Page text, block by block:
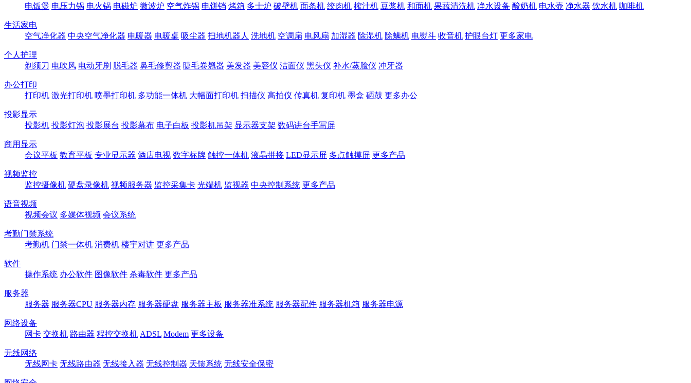
电饭煲 电压力锅 电火锅 电磁炉 微波炉 空气炸锅 电饼铛 烤箱 多士炉 破壁机 面条机 绞肉机 榨汁机 豆浆机 和面机 果蔬清洗机 净水设备 酸奶机 电水壶 净水器 饮水机 咖啡机
生活家电
空气净化器 中央空气净化器 电暖器 电暖桌 吸尘器 扫地机器人 洗地机 空调扇 电风扇 加湿器 除湿机 除螨机 电熨斗 收音机 护眼台灯 更多家电
个人护理
剃须刀 电吹风 电动牙刷 脱毛器 鼻毛修剪器 睫毛卷翘器 美发器 美容仪 洁面仪 黑头仪 补水/蒸脸仪 冲牙器
办公打印
打印机 激光打印机 喷墨打印机 多功能一体机 大幅面打印机 扫描仪 高拍仪 传真机 复印机 墨盒 硒鼓 更多办公
投影显示
投影机 投影灯泡 投影展台 投影幕布 电子白板 投影机吊架 显示器支架 数码讲台手写屏
商用显示
会议平板 教育平板 专业显示器 酒店电视 数字标牌 触控一体机 液晶拼接 LED显示屏 多点触摸屏 更多产品
视频监控
监控摄像机 硬盘录像机 视频服务器 监控采集卡 光端机 监视器 中央控制系统 更多产品
语音视频
视频会议 多媒体视频 会议系统
考勤门禁系统
考勤机 门禁一体机 消费机 楼宇对讲 更多产品
软件
操作系统 办公软件 图像软件 杀毒软件 更多产品
服务器
服务器 服务器CPU 服务器内存 服务器硬盘 服务器主板 服务器准系统 服务器配件 服务器机箱 服务器电源
网络设备
网卡 交换机 路由器 程控交换机 ADSL Modem 更多设备
无线网络
无线网卡 无线路由器 无线接入器 无线控制器 天馈系统 无线安全保密